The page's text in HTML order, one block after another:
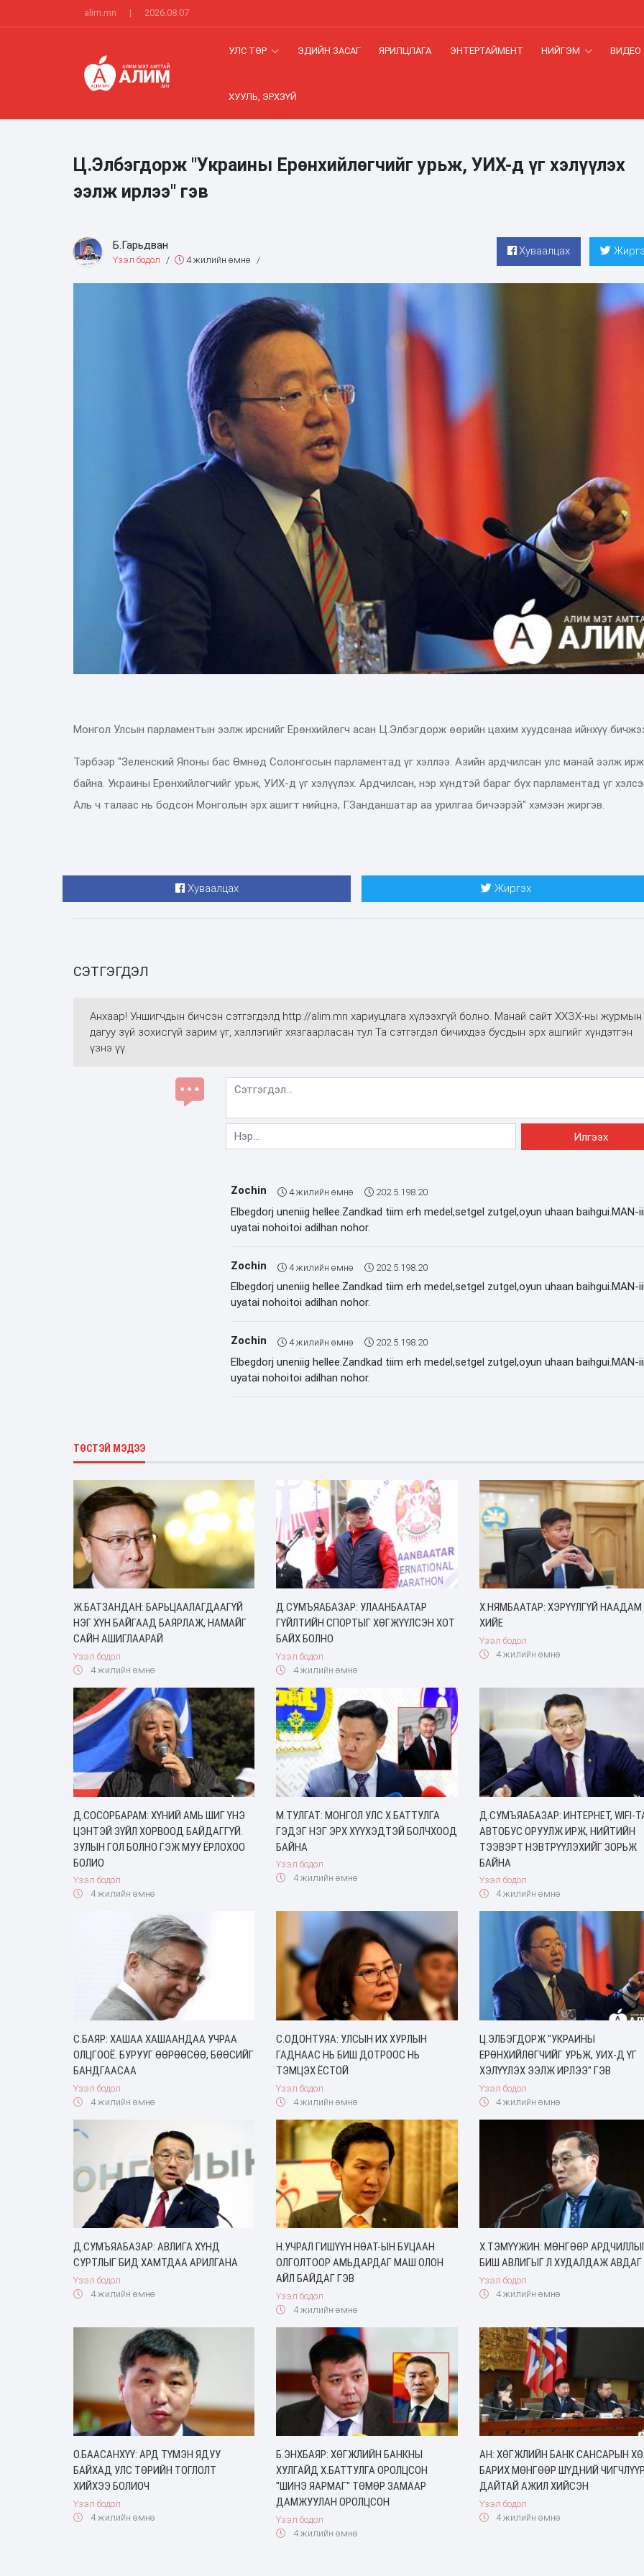
alim.mn | 2026.08.07
УЛС ТӨР ЭДИЙН ЗАСАГ ЯРИЛЦЛАГА ЭНТЕРТАЙМЕНТ НИЙГЭМ ВИДЕО
ХУУЛЬ, ЭРХЗҮЙ
Ц.Элбэгдорж "Украины Ерөнхийлөгчийг урьж, УИХ-д үг хэлүүлэх
ээлж ирлээ" гэв
Б.Гарьдван
Үзэл бодол / 4 жилийн өмнө /
Хуваалцах
Монгол Улсын парламентын ээлж ирснийг Ерөнхийлөгч асан Ц.Элбэгдорж өөрийн цахим хуудсанаа ийнхүү
Тэрбээр "Зеленский Японы бас Өмнөд Солонгосын парламентад үг хэллээ. Азийн ардчилсан улс манай ээлж ирж
байна. Украины Ерөнхийлөгчийг урьж, УИХ-д үг хэлүүлэх. Ардчилсан, нэр хүндтэй бараг бүх парламентад үг
Аль ч талаас нь бодсон Монголын эрх ашигт нийцнэ, Г.Занданшатар аа урилгаа бичээрэй" хэмээн жиргэв.
Хуваалцах Жиргэх
СЭТГЭГДЭЛ
Анхаар! Уншигчдын бичсэн сэтгэгдэлд http://alim.mn хариуцлага хүлээхгүй болно. Манай сайт ХХЗХ-ны журмын
дагуу зүй зохисгүй зарим үг, хэллэгийг хязгаарласан тул Та сэтгэгдэл бичихдээ бусдын эрх ашгийг хүндэтгэн
үзнэ үү.
Zochin 4 жилийн өмнө 202.5.198.20
Elbegdorj uneniig hellee.Zandkad tiim erh medel,setgel zutgel,oyun uhaan baihgui.MAN-
uyatai nohoitoi adilhan nohor.
Zochin 4 жилийн өмнө 202.5.198.20
Elbegdorj uneniig hellee.Zandkad tiim erh medel,setgel zutgel,oyun uhaan baihgui.MAN-
uyatai nohoitoi adilhan nohor.
Zochin 4 жилийн өмнө 202.5.198.20
Elbegdorj uneniig hellee.Zandkad tiim erh medel,setgel zutgel,oyun uhaan baihgui.MAN-
uyatai nohoitoi adilhan nohor.
ТӨСТЭЙ МЭДЭЭ
Ж.БАТЗАНДАН: БАРЬЦААЛАГДААГҮЙ
НЭГ ХҮН БАЙГААД БАЯРЛАЖ, НАМАЙГ
САЙН АШИГЛААРАЙ
Үзэл бодол
4 жилийн өмнө
Д.СУМЪЯАБАЗАР: УЛААНБААТАР
ГҮЙЛТИЙН СПОРТЫГ ХӨГЖҮҮЛСЭН ХОТ
БАЙХ БОЛНО
Үзэл бодол
4 жилийн өмнө
Х.НЯМБААТАР: ХЭРҮҮЛГҮЙ НААДАМ
ХИЙЕ
Үзэл бодол
4 жилийн өмнө
Д.СОСОРБАРАМ: ХҮНИЙ АМЬ ШИГ ҮНЭ
ЦЭНТЭЙ ЗҮЙЛ ХОРВООД БАЙДАГГҮЙ.
ЗУЛЫН ГОЛ БОЛНО ГЭЖ МУУ ЁРЛОХОО
БОЛИО
Үзэл бодол
4 жилийн өмнө
М.ТУЛГАТ: МОНГОЛ УЛС Х.БАТТУЛГА
ГЭДЭГ НЭГ ЭРХ ХҮҮХЭДТЭЙ БОЛЧХООД
БАЙНА
Үзэл бодол
4 жилийн өмнө
Д.СУМЪЯАБАЗАР: ИНТЕРНЕТ, WIFI-
АВТОБУС ОРУУЛЖ ИРЖ, НИЙТИЙН
ТЭЭВЭРТ НЭВТРҮҮЛЭХИЙГ ЗОРЬЖ
БАЙНА
Үзэл бодол
4 жилийн өмнө
С.БАЯР: ХАШАА ХАШААНДАА УЧРАА
ОЛЦГООЁ. БУРУУГ ӨӨРӨӨСӨӨ, БӨӨСИЙГ
БАНДГААСАА
Үзэл бодол
4 жилийн өмнө
С.ОДОНТУЯА: УЛСЫН ИХ ХУРЛЫН
ГАДНААС НЬ БИШ ДОТРООС НЬ
ТЭМЦЭХ ЁСТОЙ
Үзэл бодол
4 жилийн өмнө
Ц.ЭЛБЭГДОРЖ "УКРАИНЫ
ЕРӨНХИЙЛӨГЧИЙГ УРЬЖ, УИХ-Д ҮГ
ХЭЛҮҮЛЭХ ЭЭЛЖ ИРЛЭЭ" ГЭВ
Үзэл бодол
4 жилийн өмнө
Д.СУМЪЯАБАЗАР: АВЛИГА ХҮНД
СУРТЛЫГ БИД ХАМТДАА АРИЛГАНА
Үзэл бодол
4 жилийн өмнө
Н.УЧРАЛ ГИШҮҮН НӨАТ-ЫН БУЦААН
ОЛГОЛТООР АМЬДАРДАГ МАШ ОЛОН
АЙЛ БАЙДАГ ГЭВ
Үзэл бодол
4 жилийн өмнө
Х.ТЭМҮҮЖИН: МӨНГӨӨР
БИШ АВЛИГЫГ Л ХУДАЛДАЖ АВДАГ
Үзэл бодол
4 жилийн өмнө
О.БААСАНХҮҮ: АРД ТҮМЭН ЯДУУ
БАЙХАД УЛС ТӨРИЙН ТОГЛОЛТ
ХИЙХЭЭ БОЛИОЧ
Үзэл бодол
4 жилийн өмнө
Б.ЭНХБАЯР: ХӨГЖЛИЙН БАНКНЫ
ХУЛГАЙД Х.БАТТУЛГА ОРОЛЦСОН
"ШИНЭ ЯАРМАГ" ТӨМӨР ЗАМААР
ДАМЖУУЛАН ОРОЛЦСОН
Үзэл бодол
4 жилийн өмнө
АН: ХӨГЖЛИЙН БАНК САНСАРЫН
БАРИХ МӨНГӨӨР ШҮДНИЙ
ДАЙТАЙ АЖИЛ ХИЙСЭН
Үзэл бодол
4 жилийн өмнө